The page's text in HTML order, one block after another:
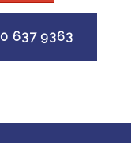
637 9363